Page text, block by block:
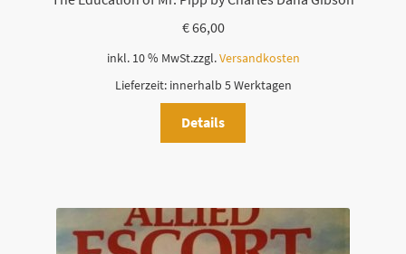
€66,00
inkl. 10 % MwSt.zzgl.Versandkosten
Lieferzeit: innerhalb 5 Werktagen
Details